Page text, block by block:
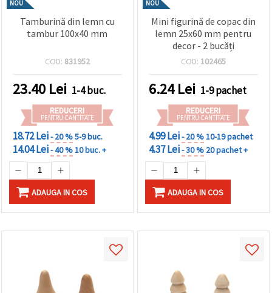
NOU
Tamburină din lemn cu
tambur 100x40 mm
COD: 831952
23.40 Lei 1-4 buc.
REDUCERI
PENTRU CANTITATE
18.72 Lei- 20 %5-9 buc.
14.04 Lei- 40 %10 buc. +
ADAUGA IN COS
NOU
Mini figurină de copac din
lemn 25x60 mm pentru
decor - 2 bucăți
COD: 102465
6.24Lei 1-9 pachet
REDUCERI
PENTRU CANTITATE
4.99 Lei- 20 %10-19 pachet
4.37 Lei- 30 % 20 pachet +
ADAUGA IN COS